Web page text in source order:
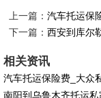
上一篇：汽车托运保
下一篇：西安到库尔
相关资讯
汽车托运保险费_大众
南阳到乌鲁木齐托运私